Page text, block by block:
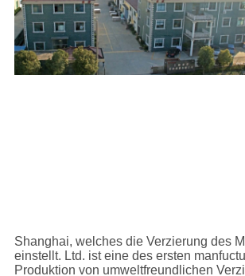
Shanghai, welches die Verzierung des
einstellt. Ltd. ist eine des ersten
Produktion von umweltfreundlichen